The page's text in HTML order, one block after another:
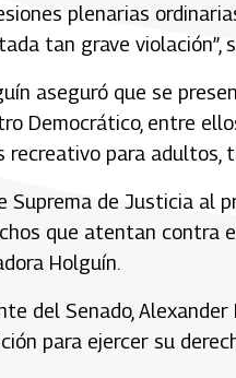
plenarias
tan grave violación”,
aseguró que se
Democrático, entre
recreativo para adultos,
Suprema de Justicia al
que atentan contra
Holguín.
del Senado,
para ejercer su